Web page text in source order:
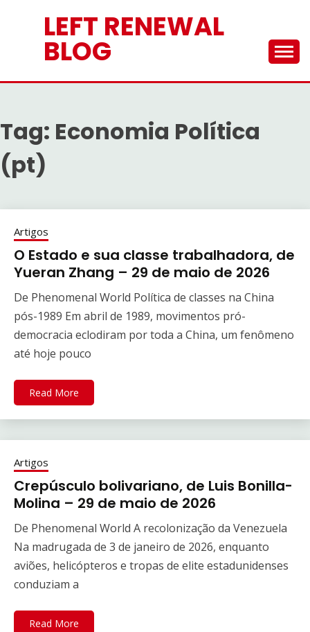
LEFT RENEWAL
BLOG
Tag: Economia Política
(pt)
Artigos
O Estado e sua classe trabalhadora, de
Yueran Zhang – 29 de maio de 2026
De Phenomenal World Política de classes na China
pós-1989 Em abril de 1989, movimentos pró-
democracia eclodiram por toda a China, um fenômeno
até hoje pouco
Read More
Artigos
Crepúsculo bolivariano, de Luis Bonilla-
Molina – 29 de maio de 2026
De Phenomenal World A recolonização da Venezuela
Na madrugada de 3 de janeiro de 2026, enquanto
aviões, helicópteros e tropas de elite estadunidenses
conduziam a
Read More